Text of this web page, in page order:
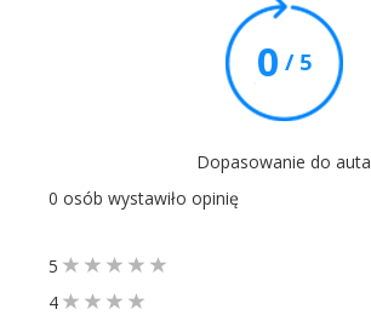
0 / 5
Dopasowanie do auta
0 osób wystawiło opinię
5
4